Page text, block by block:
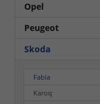
Opel
Peugeot
Skoda
Fabia
Karoq